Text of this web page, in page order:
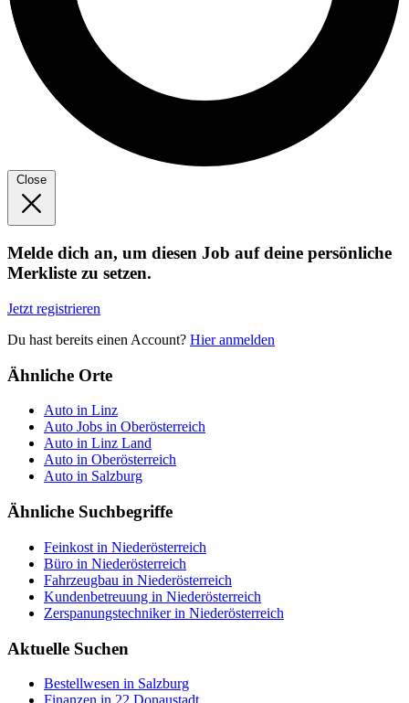
Close
Melde dich an, um diesen Job auf deine persönliche
Merkliste zu setzen.
Jetzt registrieren
Du hast bereits einen Account? Hier anmelden
Ähnliche Orte
Auto in Linz
Auto Jobs in Oberösterreich
Auto in Linz Land
Auto in Oberösterreich
Auto in Salzburg
Ähnliche Suchbegriffe
Feinkost in Niederösterreich
Büro in Niederösterreich
Fahrzeugbau in Niederösterreich
Kundenbetreuung in Niederösterreich
Zerspanungstechniker in Niederösterreich
Aktuelle Suchen
Bestellwesen in Salzburg